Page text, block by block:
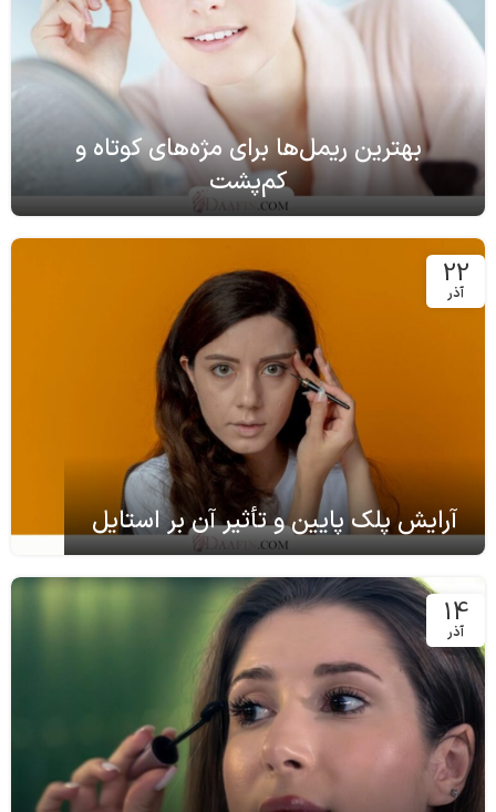
بهترین ریمل‌ها برای مژه‌های کوتاه و
کم‌پشت
22
آذر
آرایش پلک پایین و تأثیر آن بر استایل
14
آذر